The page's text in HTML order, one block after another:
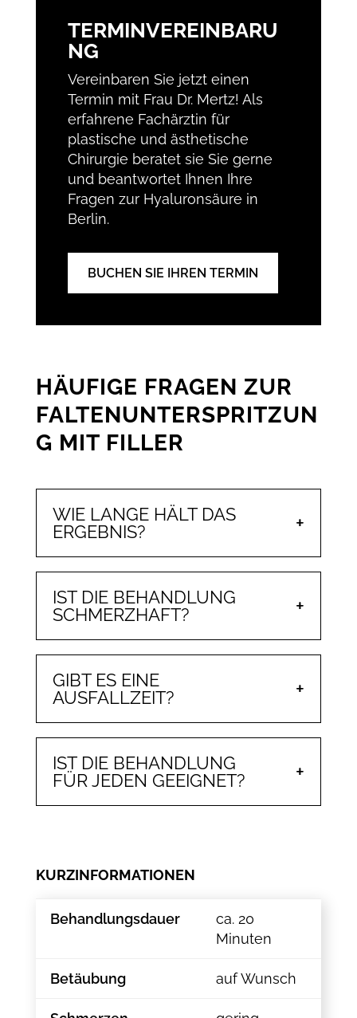
TERMINVEREINBARU
NG
Vereinbaren Sie jetzt einen
Termin mit Frau Dr. Mertz! Als
erfahrene Fachärztin für
plastische und ästhetische
Chirurgie beratet sie Sie gerne
und beantwortet Ihnen Ihre
Fragen zur Hyaluronsäure in
Berlin.
BUCHEN SIE IHREN TERMIN
HÄUFIGE FRAGEN ZUR
FALTENUNTERSPRITZUN
G MIT FILLER
WIE LANGE HÄLT DAS
ERGEBNIS?
IST DIE BEHANDLUNG
SCHMERZHAFT?
GIBT ES EINE
AUSFALLZEIT?
IST DIE BEHANDLUNG
FÜR JEDEN GEEIGNET?
KURZINFORMATIONEN
Behandlungsdauer
ca. 20
Minuten
Betäubung auf Wunsch